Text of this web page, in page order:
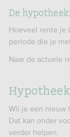
De
Hoeveel rente je
periode die je
Naar de actuele
Wil je een nieuw
Dat kan onder
verder helpen.